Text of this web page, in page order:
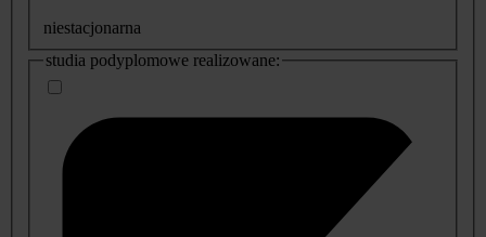
niestacjonarna
studia podyplomowe realizowane: